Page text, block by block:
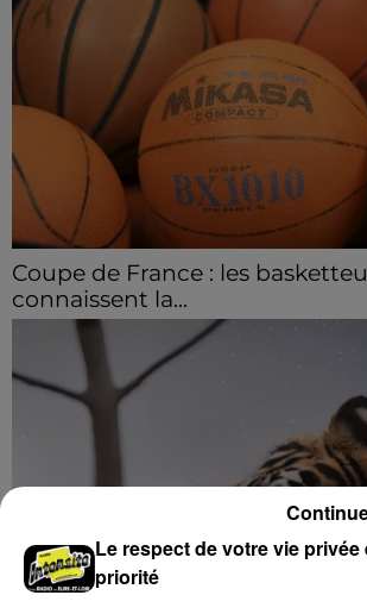
Coupe de France : les
connaissent la...
Le C'CMBM affrontera un autre club
Centre à l'occasion des 32es de finale
France.
Le respect de votre vie privée
priorité